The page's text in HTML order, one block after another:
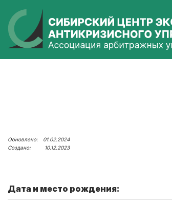
01.02.2024
10.12.2023
Дата и место рождения: